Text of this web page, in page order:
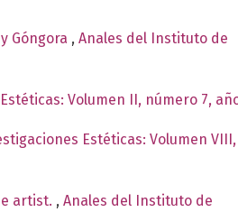
Góngora , Anales del Instituto de
Volumen II, número 7, año
Estéticas: Volumen VIII,
artist. , Anales del Instituto de